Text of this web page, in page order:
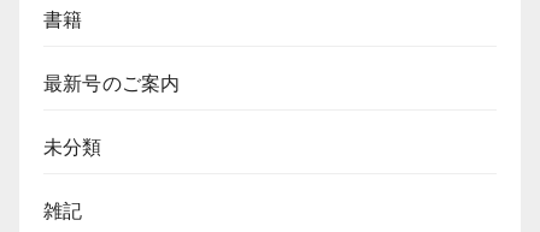
書籍
最新号のご案内
未分類
雑記